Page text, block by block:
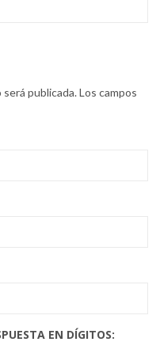
publicada.Los campos
EN DÍGITOS: